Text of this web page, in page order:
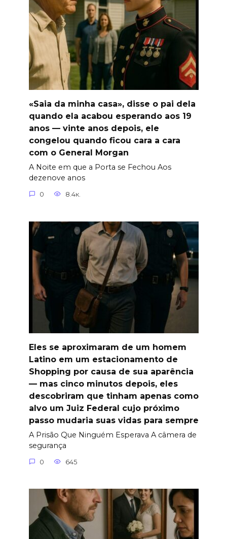
«Saia da minha casa», disse o pai dela
quando ela acabou esperando aos 19
anos — vinte anos depois, ele
congelou quando ficou cara a cara
com o General Morgan
A Noite em que a Porta se Fechou Aos
dezenove anos
0 8.4к.
Eles se aproximaram de um homem
Latino em um estacionamento de
Shopping por causa de sua aparência
— mas cinco minutos depois, eles
descobriram que tinham apenas como
alvo um Juiz Federal cujo próximo
passo mudaria suas vidas para sempre
A Prisão Que Ninguém Esperava A câmera de
segurança
0 645